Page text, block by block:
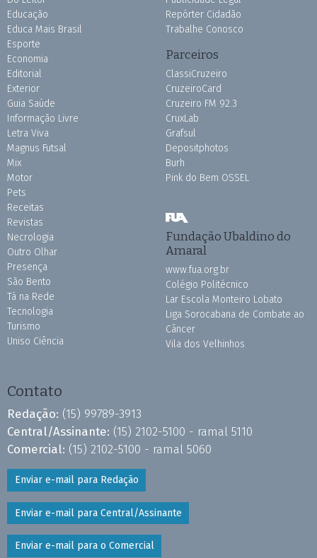
Educação
Educa Mais Brasil
Esporte
Economia
Editorial
Exterior
Guia Saúde
Informação Livre
Letra Viva
Magnus Futsal
Mix
Motor
Pets
Receitas
Revistas
Necrologia
Outro Olhar
Presença
São Bento
Tá na Rede
Tecnologia
Turismo
Uniso Ciência
Repórter Cidadão
Trabalhe Conosco
Parceiros
ClassiCruzeiro
CruzeiroCard
Cruzeiro FM 92.3
CruxLab
Grafsul
Depositphotos
Burh
Pink do Bem OSSEL
Fundação Ubaldino do
Amaral
www.fua.org.br
Colégio Politécnico
Lar Escola Monteiro Lobato
Liga Sorocabana de Combate ao
Câncer
Vila dos Velhinhos
Contato
Redação: (15) 99789-3913
Central/Assinante: (15) 2102-5100 - ramal 5110
Comercial: (15) 2102-5100 - ramal 5060
Enviar e-mail para Redação
Enviar e-mail para Central/Assinante
Enviar e-mail para o Comercial